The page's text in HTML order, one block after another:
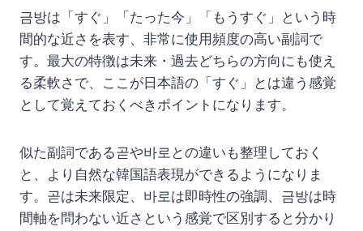
금방は「すぐ」「たった今」「もうすぐ」という時
間的な近さを表す、非常に使用頻度の高い副詞で
す。最大の特徴は未来・過去どちらの方向にも使え
る柔軟さで、ここが日本語の「すぐ」とは違う感覚
として覚えておくべきポイントになります。
似た副詞である곧や바로との違いも整理しておく
と、より自然な韓国語表現ができるようになりま
す。곧は未来限定、바로は即時性の強調、금방は時
間軸を問わない近さという感覚で区別すると分かり